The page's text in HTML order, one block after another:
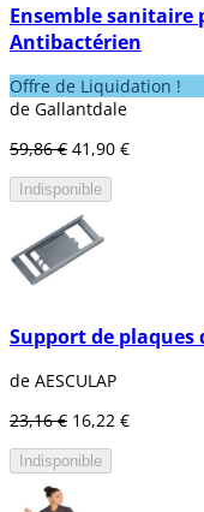
Ensemble sanitaire
Antibactérien
Offre de Liquidation !
de Gallantdale
59,86 € 41,90 €
Indisponible
Support de plaques
de AESCULAP
23,16 € 16,22 €
Indisponible